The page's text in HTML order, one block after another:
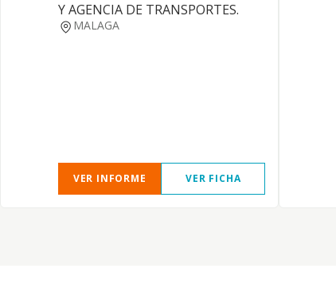
Y AGENCIA DE TRANSPORTES.
MALAGA
VER INFORME VER FICHA